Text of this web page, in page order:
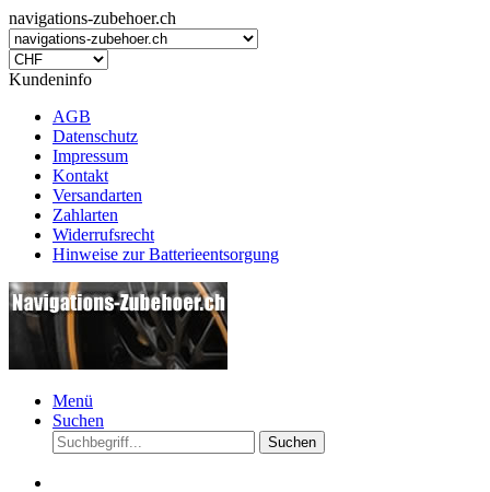
navigations-zubehoer.ch
Kundeninfo
AGB
Datenschutz
Impressum
Kontakt
Versandarten
Zahlarten
Widerrufsrecht
Hinweise zur Batterieentsorgung
Menü
Suchen
Suchen